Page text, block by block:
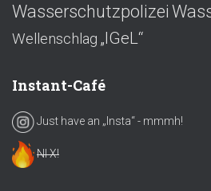
Wasserschutzpolizei
Wellenschlag „IGeL“
Instant-Café
Just have an „Insta“ - mmmh!
NI X!